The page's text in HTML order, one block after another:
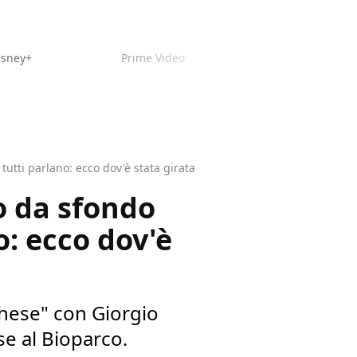
Prime Video
parlano: ecco dov'è stata girata
da sfondo
ecco dov'è
con Giorgio
al Bioparco.